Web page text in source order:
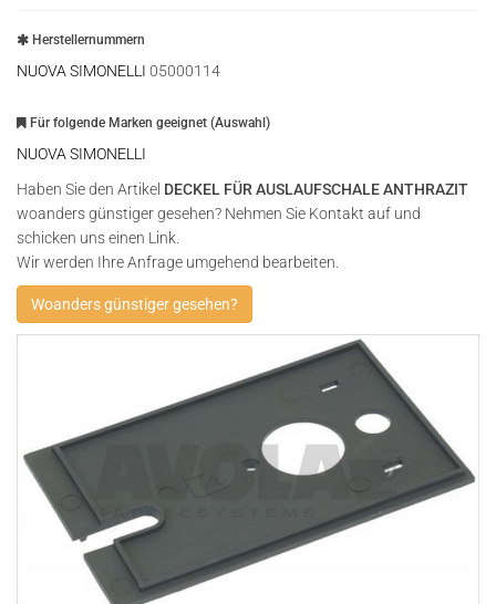
Herstellernummern
NUOVA SIMONELLI 05000114
Für folgende Marken geeignet (Auswahl)
NUOVA SIMONELLI
Haben Sie den Artikel DECKEL FÜR AUSLAUFSCHALE ANTHRAZIT
woanders günstiger gesehen? Nehmen Sie Kontakt auf und
schicken uns einen Link.
Wir werden Ihre Anfrage umgehend bearbeiten.
Woanders günstiger gesehen?